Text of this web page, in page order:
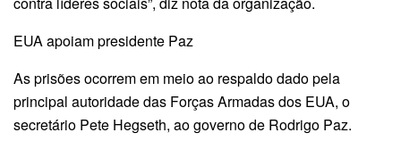
EUA apoiam presidente Paz
As prisões ocorrem em meio ao respaldo dado pela
principal autoridade das Forças Armadas dos EUA, o
secretário Pete Hegseth, ao governo de Rodrigo Paz.